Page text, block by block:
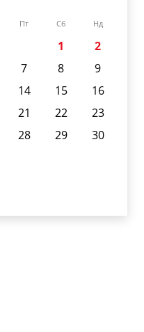
Пт Сб Нд
1
2
7 8
9
14 15
16
21 22
23
28 29
30